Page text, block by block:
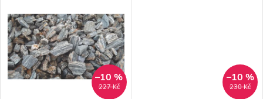
k
t
ů
k
t
ů
227 Kč
–10 %
230 Kč
–10 %